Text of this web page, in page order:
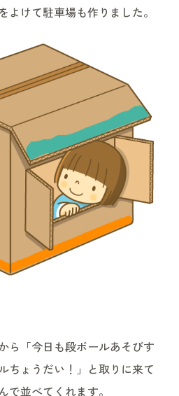
よけて駐車場も作りました。
ら「今日も段ボールあそびす
ちょうだい！」と取りに来て
で並べてくれます。